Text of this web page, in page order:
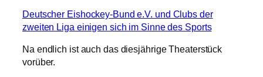
Deutscher Eishockey-Bund e.V. und Clubs der
zweiten Liga einigen sich im Sinne des Sports
Na endlich ist auch das diesjährige Theaterstück
vorüber.